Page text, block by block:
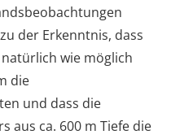
der Erkenntnis, dass
wie möglich
die
und dass die
aus ca. 600 m Tiefe die